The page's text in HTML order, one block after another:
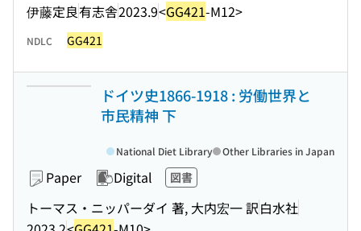
伊藤定良有志舎2023.9<GG421-M12>
NDLC GG421
ドイツ史1866-1918 : 労働世界と
市民精神 下
Paper Digital 図書
トーマス・ニッパーダイ 著, 大内宏一 訳白水社
National Diet Library Other Libraries in Japan